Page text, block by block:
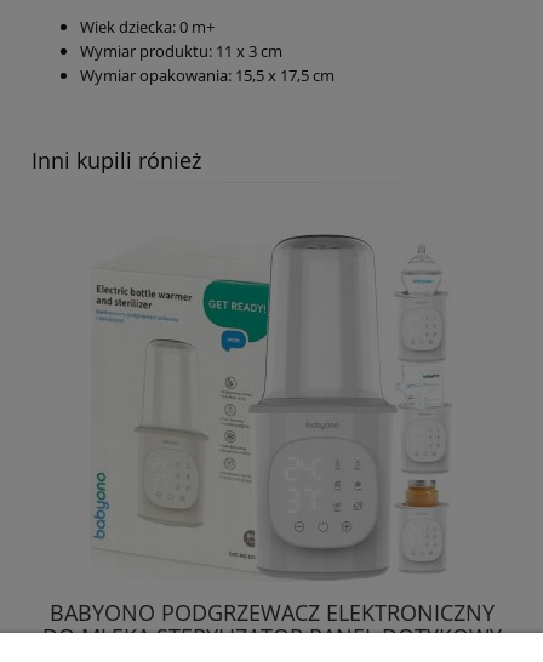
Wiek dziecka: 0 m+
Wymiar produktu: 11 x 3 cm
Wymiar opakowania: 15,5 x 17,5 cm
Inni kupili rónież
BABYONO PODGRZEWACZ ELEKTRONICZNY
DO MLEKA STERYLIZATOR PANEL DOTYKOWY